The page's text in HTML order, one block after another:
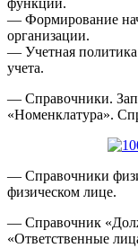
функций.
— Формирование
организации.
— Учетная политика
учета.
— Справочники.
«Номенклатура».
— Справочники
физическом лице.
— Справочник
«Ответственные